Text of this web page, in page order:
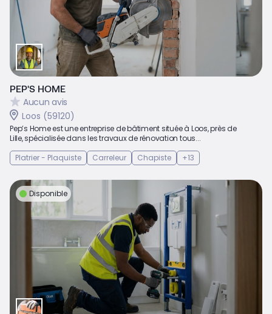
PEP'S HOME
Aucun avis
Loos (59120)
Pep’s Home est une entreprise de bâtiment située à Loos, près de
Lille, spécialisée dans les travaux de rénovation tous...
Platrier - Plaquiste
Carreleur Chapiste +13
Disponible